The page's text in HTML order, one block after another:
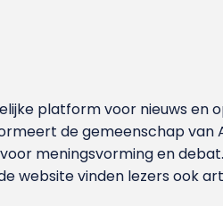
platform voor nieuws en
de gemeenschap
meningsvorming en
website vinden lezers ook